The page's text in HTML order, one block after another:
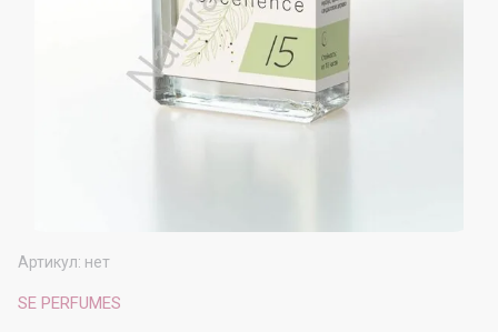
Артикул: нет
SE PERFUMES